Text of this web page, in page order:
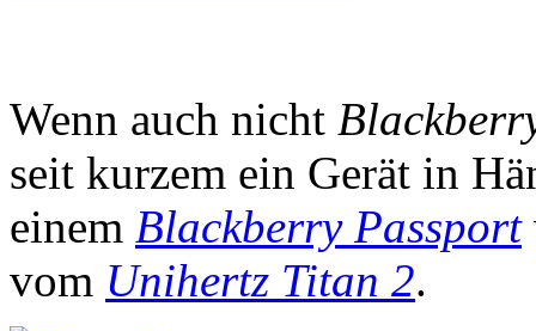
Wenn auch nicht
seit kurzem ein Gerät in
einem Blackberry Passport
vom Unihertz Titan 2.